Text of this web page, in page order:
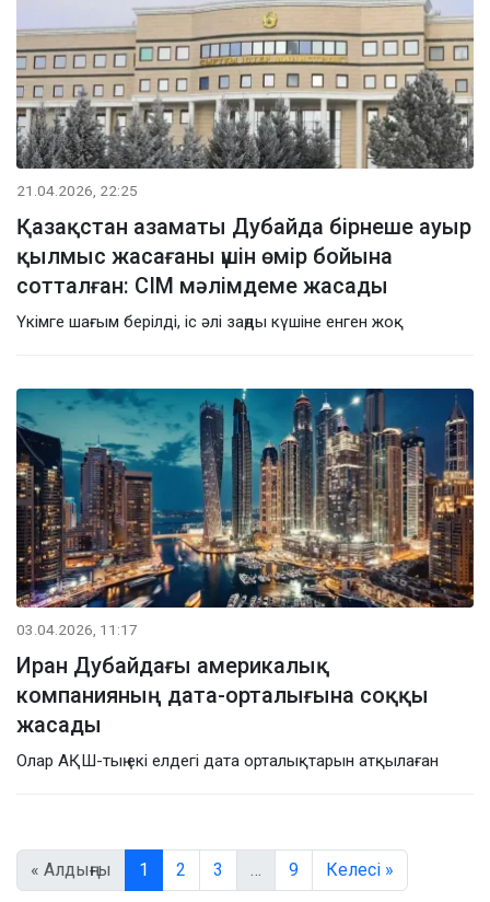
21.04.2026, 22:25
Қазақстан азаматы Дубайда бірнеше ауыр
қылмыс жасағаны үшін өмір бойына
сотталған: СІМ мәлімдеме жасады
Үкімге шағым берілді, іс әлі заңды күшіне енген жоқ
03.04.2026, 11:17
Иран Дубайдағы америкалық
компанияның дата-орталығына соққы
жасады
Олар АҚШ-тың екі елдегі дата орталықтарын атқылаған
« Алдыңғы 1 2 3 9 Келесі »